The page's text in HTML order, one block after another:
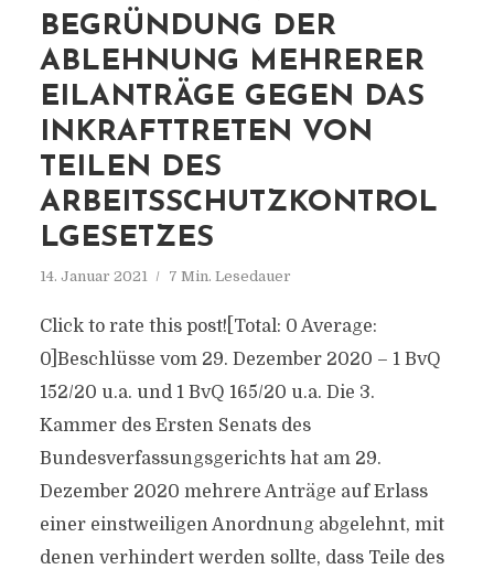
BEGRÜNDUNG DER
ABLEHNUNG MEHRERER
EILANTRÄGE GEGEN DAS
INKRAFTTRETEN VON
TEILEN DES
ARBEITSSCHUTZKONTROL
LGESETZES
14. Januar 2021 7 Min. Lesedauer
Click to rate this post![Total: 0 Average:
0]Beschlüsse vom 29. Dezember 2020 – 1 BvQ
152/20 u.a. und 1 BvQ 165/20 u.a. Die 3.
Kammer des Ersten Senats des
Bundesverfassungsgerichts hat am 29.
Dezember 2020 mehrere Anträge auf Erlass
einer einstweiligen Anordnung abgelehnt, mit
denen verhindert werden sollte, dass Teile des